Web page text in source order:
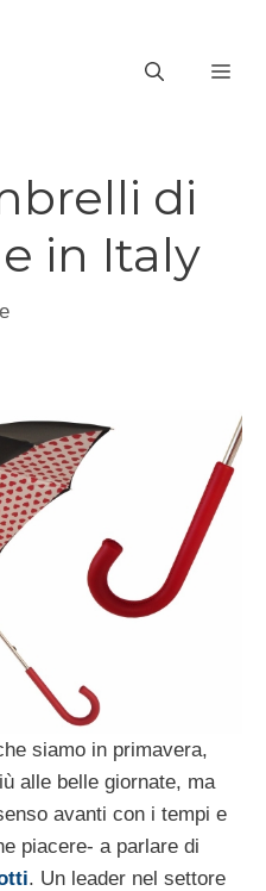
di
in Italy
siamo in primavera,
alle belle giornate, ma
avanti con i tempi e
piacere- a parlare di
. Un leader nel settore